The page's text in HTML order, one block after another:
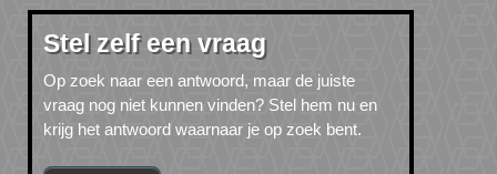
Stel zelf een vraag
Op zoek naar een antwoord, maar de juiste
vraag nog niet kunnen vinden? Stel hem nu en
krijg het antwoord waarnaar je op zoek bent.